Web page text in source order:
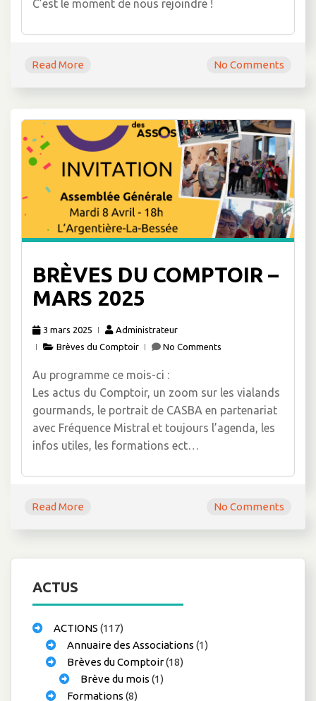
C’est le moment de nous rejoindre !
Read More No Comments
BRÈVES DU COMPTOIR –
MARS 2025
3 mars 2025
Administrateur
Brèves du Comptoir
No Comments
Au programme ce mois-ci :
Les actus du Comptoir, un zoom sur les vialands
gourmands, le portrait de CASBA en partenariat
avec Fréquence Mistral et toujours l’agenda, les
infos utiles, les formations ect…
Read More No Comments
ACTUS
ACTIONS (117)
Annuaire des Associations (1)
Brèves du Comptoir(18)
Brève du mois (1)
Formations (8)